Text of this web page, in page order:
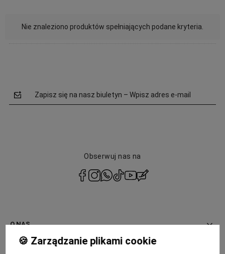
Nie znaleziono produktów spełniających podane kryteria.
Zapisz się na nasz biuletyn – Wpisz adres e-mail
Obserwuj nas na
O NAS
INFORMACJE
🍪 Zarządzanie plikami cookie